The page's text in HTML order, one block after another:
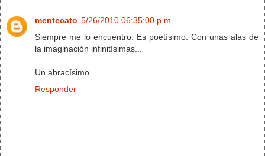
mentecato 5/26/2010 06:35:00 p.m.
Siempre me lo encuentro. Es poetísimo. Con unas alas de
la imaginación infinitísimas...
Un abracísimo.
Responder